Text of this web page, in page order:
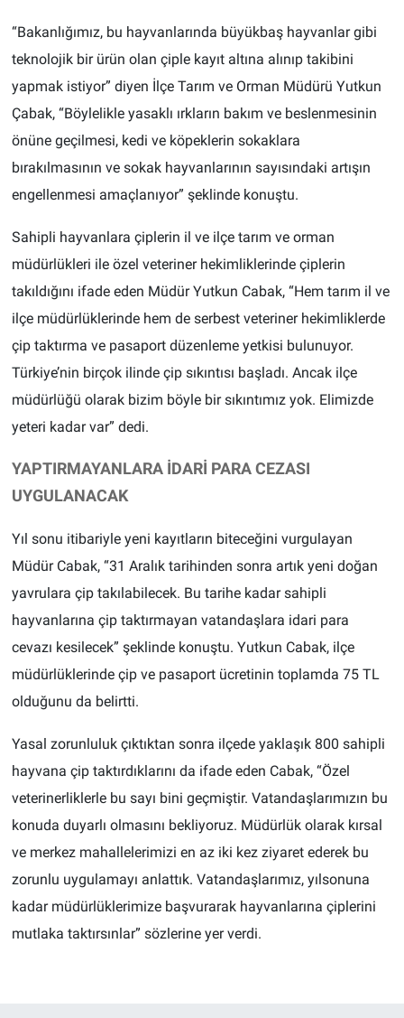
“Bakanlığımız, bu hayvanlarında büyükbaş hayvanlar gibi
teknolojik bir ürün olan çiple kayıt altına alınıp takibini
yapmak istiyor” diyen İlçe Tarım ve Orman Müdürü Yutkun
Çabak, “Böylelikle yasaklı ırkların bakım ve beslenmesinin
önüne geçilmesi, kedi ve köpeklerin sokaklara
bırakılmasının ve sokak hayvanlarının sayısındaki artışın
engellenmesi amaçlanıyor” şeklinde konuştu.
Sahipli hayvanlara çiplerin il ve ilçe tarım ve orman
müdürlükleri ile özel veteriner hekimliklerinde çiplerin
takıldığını ifade eden Müdür Yutkun Cabak, “Hem tarım il ve
ilçe müdürlüklerinde hem de serbest veteriner hekimliklerde
çip taktırma ve pasaport düzenleme yetkisi bulunuyor.
Türkiye’nin birçok ilinde çip sıkıntısı başladı. Ancak ilçe
müdürlüğü olarak bizim böyle bir sıkıntımız yok. Elimizde
yeteri kadar var” dedi.
YAPTIRMAYANLARA İDARİ PARA CEZASI
UYGULANACAK
Yıl sonu itibariyle yeni kayıtların biteceğini vurgulayan
Müdür Cabak, “31 Aralık tarihinden sonra artık yeni doğan
yavrulara çip takılabilecek. Bu tarihe kadar sahipli
hayvanlarına çip taktırmayan vatandaşlara idari para
cevazı kesilecek” şeklinde konuştu. Yutkun Cabak, ilçe
müdürlüklerinde çip ve pasaport ücretinin toplamda 75 TL
olduğunu da belirtti.
Yasal zorunluluk çıktıktan sonra ilçede yaklaşık 800 sahipli
hayvana çip taktırdıklarını da ifade eden Cabak, “Özel
veterinerliklerle bu sayı bini geçmiştir. Vatandaşlarımızın bu
konuda duyarlı olmasını bekliyoruz. Müdürlük olarak kırsal
ve merkez mahallelerimizi en az iki kez ziyaret ederek bu
zorunlu uygulamayı anlattık. Vatandaşlarımız, yılsonuna
kadar müdürlüklerimize başvurarak hayvanlarına çiplerini
mutlaka taktırsınlar” sözlerine yer verdi.